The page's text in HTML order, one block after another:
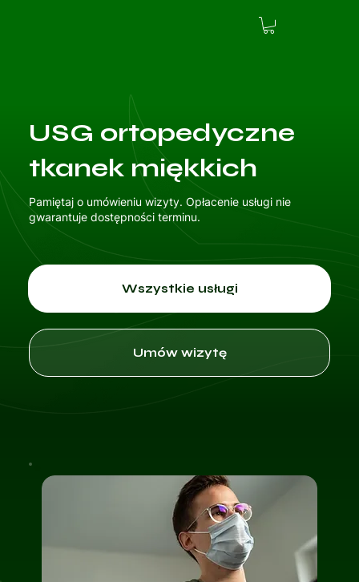
USG ortopedyczne
tkanek miękkich
Pamiętaj o umówieniu wizyty. Opłacenie usługi nie
gwarantuje dostępności terminu.
Wszystkie usługi
Umów wizytę